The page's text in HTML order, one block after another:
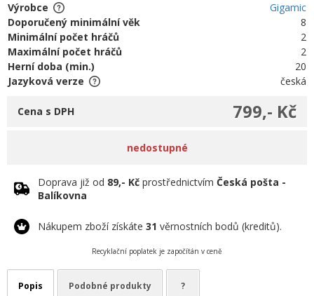
Výrobce
Gigamic
Doporučený minimální věk
8
Minimální počet hráčů
2
Maximální počet hráčů
2
Herní doba (min.)
20
Jazyková verze
česká
799,- Kč
Cena s DPH
nedostupné
Doprava již od 89,- Kč prostřednictvím Česká pošta -
Balíkovna
Nákupem zboží získáte 31 věrnostních bodů (kreditů).
Recyklační poplatek je započítán v ceně
Popis Podobné produkty ?